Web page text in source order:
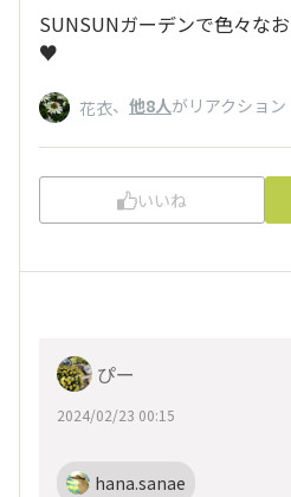
SUNSUNガーデンで色々な
♥️
花衣、 他8人がリアクション
いいね
ぴー
2024/02/23 00:15
hana.sanae